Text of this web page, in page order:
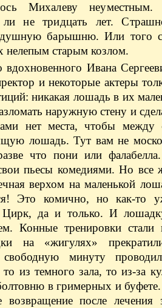
Михалевунеуместным.
не тридцать лет.
барышню. Или того
нелепым старым козлом.
Ивана
и некоторые актеры
никакая лошадь в их
наружную стену и
нет места, чтобы между
лошадь. Тут вам не
что пони или фалабелла
пьесы комедиями. Но
верхом на маленькой
Это комично, но как-то
Цирк, да и только. И
Конные тренировки стали
на «жигулях»
минуту
из темного зала, то из-за
в гримерных и буфете.
возвращение после лечения